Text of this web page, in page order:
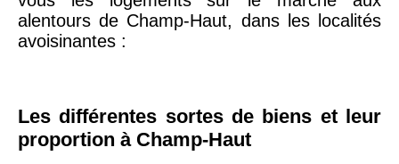
75019 - Paris
51100 -Reims 3 036 €
alentours de Champ-Haut, dans les localités
avoisinantes :
Les différentes sortes de biens et leur
proportion à Champ-Haut